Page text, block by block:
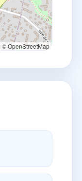
© OpenStreetMap